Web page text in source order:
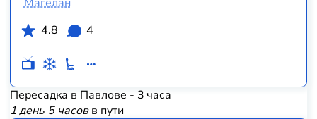
4.8
4
Пересадка в Павлове - 3 часа
1 день 5 часовв пути